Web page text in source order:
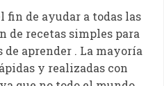
fin de ayudar a todas las
de recetas simples para
de aprender . La mayoría
y realizadas con